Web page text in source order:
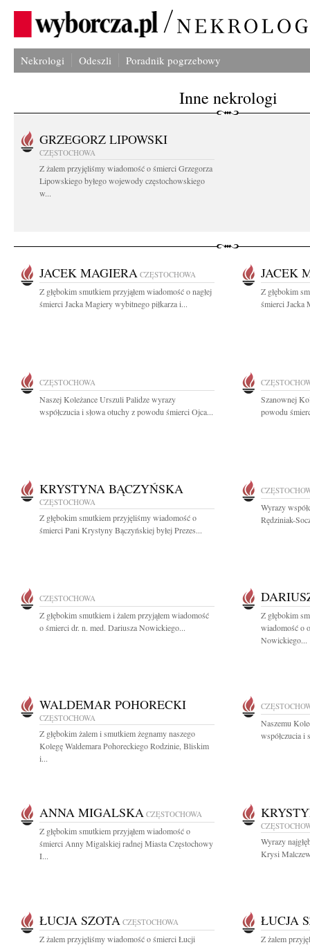
Nekrologi Odeszli Poradnik pogrzebowy
Inne nekrologi
GRZEGORZ LIPOWSKI
CZĘSTOCHOWA
Z żalem przyjęliśmy wiadomość o śmierci Grzegorza
Lipowskiego byłego wojewody częstochowskiego
w...
JACEK MAGIERA CZĘSTOCHOWA
Z głębokim smutkiem przyjąłem wiadomość o nagłej
śmierci Jacka Magiery wybitnego piłkarza i...
JACEK
Z głębokim
śmierci Jacka
CZĘSTOCHOWA
Naszej Koleżance Urszuli Palidze wyrazy
współczucia i słowa otuchy z powodu śmierci Ojca...
Szanownej
powodu
KRYSTYNA BĄCZYŃSKA
CZĘSTOCHOWA
Z głębokim smutkiem przyjęliśmy wiadomość o
śmierci Pani Krystyny Bączyńskiej byłej Prezes...
Wyrazy
Rędziniak-
CZĘSTOCHOWA
Z głębokim smutkiem i żalem przyjąłem wiadomość
o śmierci dr. n. med. Dariusza Nowickiego...
Z głębokim
wiadomość o
Nowickiego...
WALDEMAR POHORECKI
CZĘSTOCHOWA
Z głębokim żalem i smutkiem żegnamy naszego
Kolegę Waldemara Pohoreckiego Rodzinie, Bliskim
i...
Naszemu
współczucia i
ANNA MIGALSKA CZĘSTOCHOWA
Z głębokim smutkiem przyjąłem wiadomość o
śmierci Anny Migalskiej radnej Miasta Częstochowy
I...
Wyrazy
Krysi
ŁUCJA SZOTA CZĘSTOCHOWA
Z żalem przyjęliśmy wiadomość o śmierci Łucji
ŁUCJA
Z żalem